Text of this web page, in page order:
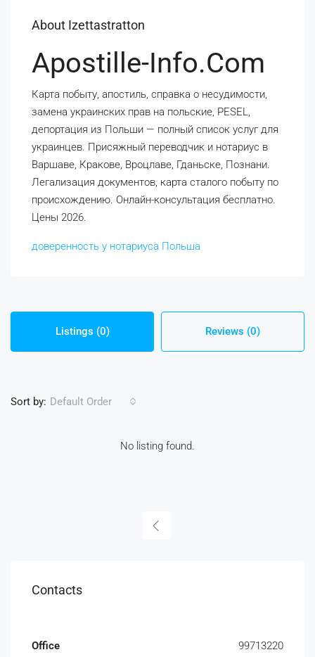
About Izettastratton
Apostille-Info.com
Карта побыту, апостиль, справка о несудимости,
замена украинских прав на польские, PESEL,
депортация из Польши — полный список услуг для
украинцев. Присяжный переводчик и нотариус в
Варшаве, Кракове, Вроцлаве, Гданьске, Познани.
Легализация документов, карта сталого побыту по
происхождению. Онлайн-консультация бесплатно.
Цены 2026.
доверенность у нотариуса Польша
Listings (0) Reviews (0)
Sort by: Default Order
No listing found.
Contacts
Office
99713220